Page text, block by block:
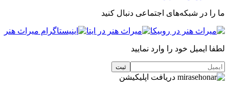
ما را در شبکه‌های اجتماعی دنبال کنید
لطفا ایمیل خود را وارد نمایید
دریافت اپلیکیشن